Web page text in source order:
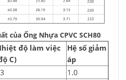
của Ống Nhựa CPVC SCH80
độ làm việc
C)
Hệ số giảm
áp
1.0